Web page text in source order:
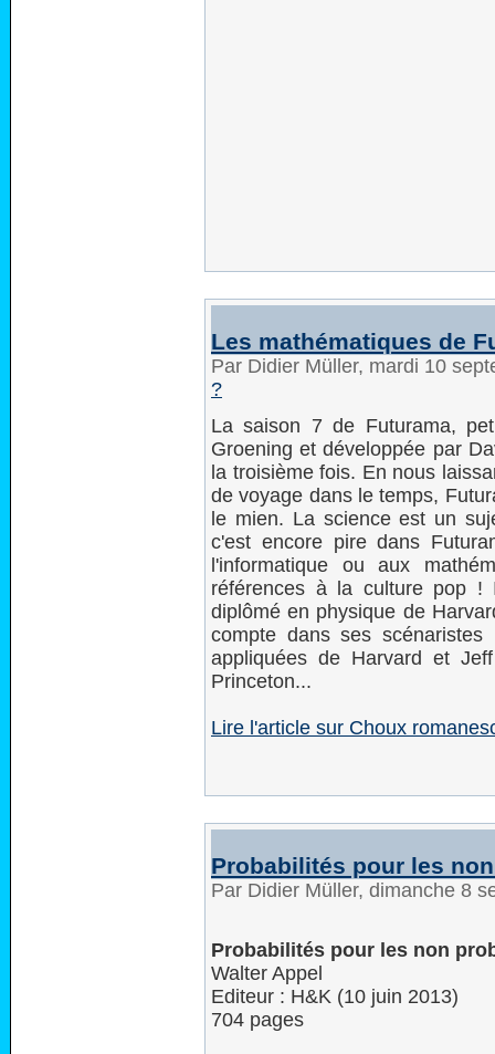
Les mathématiques de
Par Didier Müller, mardi 10
?
La saison 7 de Futurama,
Groening et développée par
la troisième fois. En nous
de voyage dans le temps,
le mien. La science est un
c'est encore pire dans
l'informatique ou aux
références à la culture pop
diplômé en physique de
compte dans ses scénaristes
appliquées de Harvard et
Princeton...
Lire l'article sur Choux
Probabilités pour les
Par Didier Müller, dimanche 8
Probabilités pour les non
Walter Appel
Editeur : H&K (10 juin 2013)
704 pages